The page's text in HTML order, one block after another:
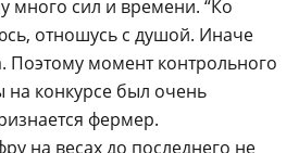
много сил и времени. “Ко
отношусь с душой. Иначе
Поэтому момент контрольного
конкурсе был очень
фермер.
на весах до последнего не